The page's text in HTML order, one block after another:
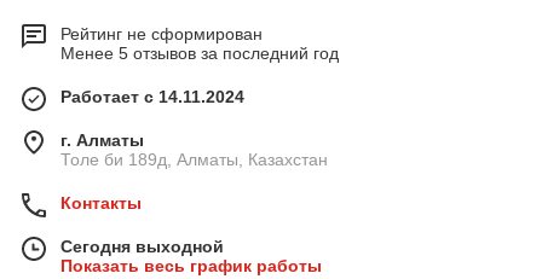
Рейтинг не сформирован
Менее 5 отзывов за последний год
Работает с 14.11.2024
г. Алматы
Толе би 189д, Алматы, Казахстан
Контакты
Сегодня выходной
Показать весь график работы